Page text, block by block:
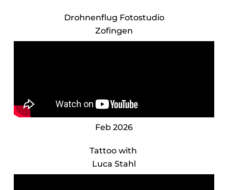
Drohnenflug Fotostudio
Zofingen
Feb 2026
Tattoowith
Luca Stahl